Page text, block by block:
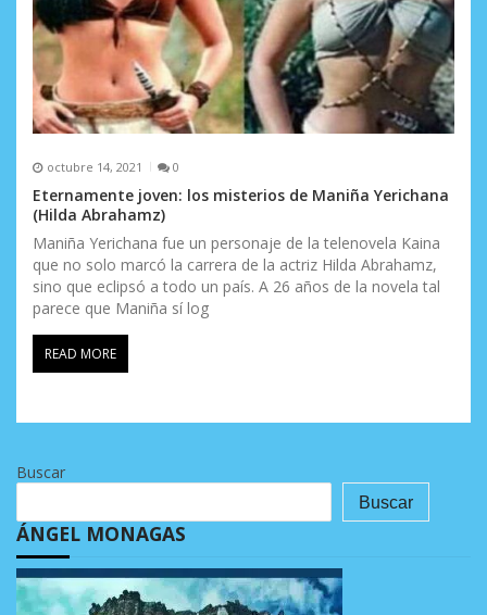
octubre 14, 2021 0
Eternamente joven: los misterios de Maniña Yerichana
(Hilda Abrahamz)
Maniña Yerichana fue un personaje de la telenovela Kaina
que no solo marcó la carrera de la actriz Hilda Abrahamz,
sino que eclipsó a todo un país. A 26 años de la novela tal
parece que Maniña sí log
READ MORE
Buscar
Buscar
ÁNGEL MONAGAS